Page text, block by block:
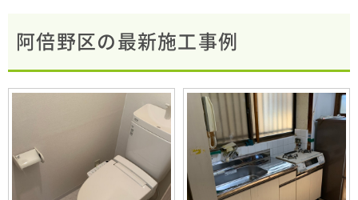
阿倍野区の最新施工事例